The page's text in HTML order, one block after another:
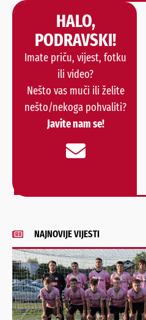
HALO,
PODRAVSKI!
Imate priču, vijest, fotku
ili video?
Nešto vas muči ili želite
nešto/nekoga pohvaliti?
Javite nam se!
NAJNOVIJE VIJESTI